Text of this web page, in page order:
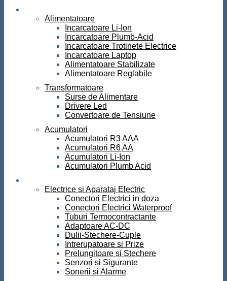
Alimentatoare
Incarcatoare Li-Ion
Incarcatoare Plumb-Acid
Incarcatoare Trotinete Electrice
Incarcatoare Laptop
Alimentatoare Stabilizate
Alimentatoare Reglabile
Transformatoare
Surse de Alimentare
Drivere Led
Convertoare de Tensiune
Acumulatori
Acumulatori R3 AAA
Acumulatori R6 AA
Acumulatori Li-Ion
Acumulatori Plumb Acid
Electrice si Aparataj Electric
Conectori Electrici in doza
Conectori Electrici Waterproof
Tuburi Termocontractante
Adaptoare AC-DC
Dulii-Stechere-Cuple
Intrerupatoare si Prize
Prelungitoare si Stechere
Senzori si Sigurante
Sonerii si Alarme